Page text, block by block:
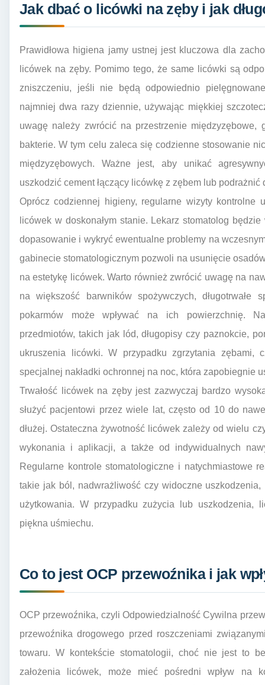
Jak dbać o licówki na zęby i jak
Prawidłowa higiena jamy ustnej jest kluczowa dla
licówek na zęby. Pomimo tego, że same licówki są
zniszczeniu, jeśli nie będą odpowiednio
najmniej dwa razy dziennie, używając miękkiej
uwagę należy zwrócić na przestrzenie międzyzębowe,
bakterie. W tym celu zaleca się codzienne stosowanie
międzyzębowych. Ważne jest, aby unikać
uszkodzić cement łączący licówkę z zębem lub podrażnić
Oprócz codziennej higieny, regularne wizyty kontrolne
licówek w doskonałym stanie. Lekarz stomatolog
dopasowanie i wykryć ewentualne problemy na
gabinecie stomatologicznym pozwoli na usunięcie
na estetykę licówek. Warto również zwrócić uwagę na
na większość barwników spożywczych, długotrwałe
pokarmów może wpływać na ich powierzchnię.
przedmiotów, takich jak lód, długopisy czy paznokcie,
ukruszenia licówki. W przypadku zgrzytania zębami,
specjalnej nakładki ochronnej na noc, która zapobiegnie
Trwałość licówek na zęby jest zazwyczaj bardzo
służyć pacjentowi przez wiele lat, często od 10 do
dłużej. Ostateczna żywotność licówek zależy od wielu
wykonania i aplikacji, a także od indywidualnych
Regularne kontrole stomatologiczne i natychmiastowe
takie jak ból, nadwrażliwość czy widoczne
użytkowania. W przypadku zużycia lub uszkodzenia,
piękna uśmiechu.
Co to jest OCP przewoźnika i jak
OCP przewoźnika, czyli Odpowiedzialność Cywilna
przewoźnika drogowego przed roszczeniami
towaru. W kontekście stomatologii, choć nie jest to
założenia licówek, może mieć pośredni wpływ na